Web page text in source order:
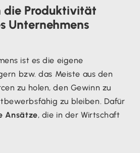
die Produktivität
Unternehmens
ist es die eigene
bzw. das Meiste aus den
zu holen, den Gewinn zu
zu bleiben. Dafür
Ansätze, die in der Wirtschaft